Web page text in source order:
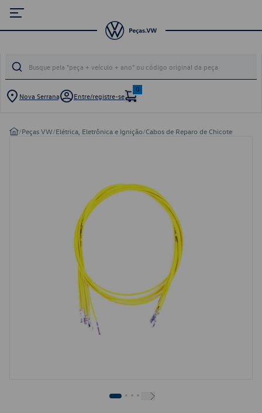
Nova Serrana Entre/registre-se
0
/Peças VW/Elétrica, Eletrônica e Ignição/Cabos de Reparo de Chicote